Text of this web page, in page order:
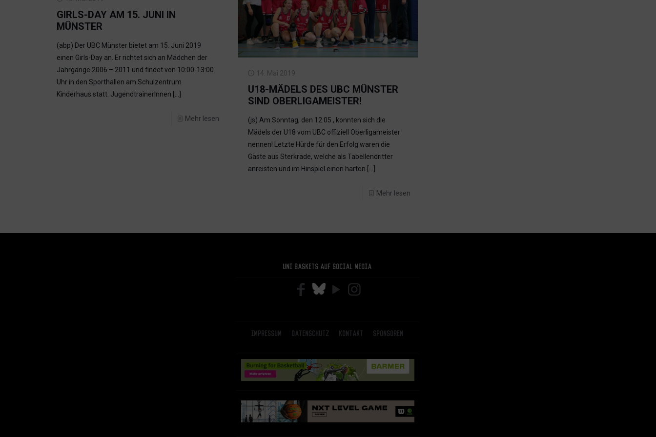
GIRLS-DAY AM 15. JUNI IN
MÜNSTER
(abp) Der UBC Münster bietet am 15. Juni 2019
einen Girls-Day an. Er richtet sich an Mädchen der
Jahrgänge 2006 – 2011 und findet von 10:00-13:00
Uhr in den Sporthallen am Schulzentrum
Kinderhaus statt. JugendtrainerInnen
Mehr lesen
14. Mai 2019
U18-MÄDELS DES UBC MÜNSTER
SIND OBERLIGAMEISTER!
(js) Am Sonntag, den 12.05., konnten sich die
Mädels der U18 vom UBC offiziell Oberligameister
nennen! Letzte Hürde für den Erfolg waren die
Gäste aus Sterkrade, welche als Tabellendritter
anreisten und im Hinspiel einen harten
Mehr lesen
Uni Baskets auf Social Media
Impressum Datenschutz Kontakt Sponsoren